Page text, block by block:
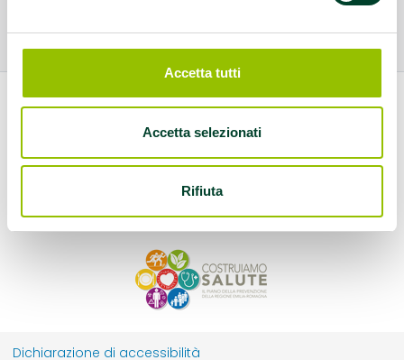
Accetta tutti
Accetta selezionati
Rifiuta
Dichiarazione di accessibilità